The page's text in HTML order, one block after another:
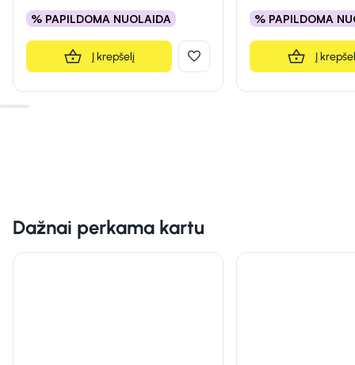
% PAPILDOMA NUOLAIDA
Į krepšelį
% PAPILDOMA
Į
Dažnai perkama kartu